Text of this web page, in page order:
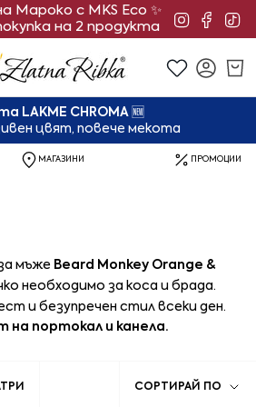
LAKME CHROMA 🆕
цвят, повече мекота
Мароко с MKS Eco ✨
на 2 продукта
МАГАЗИНИ ПРОМОЦИИ
мъже Beard Monkey Orange &
необходимо за коса и брада.
и безупречен стил всеки ден.
на портокал и канела.
СОРТИРАЙ ПО